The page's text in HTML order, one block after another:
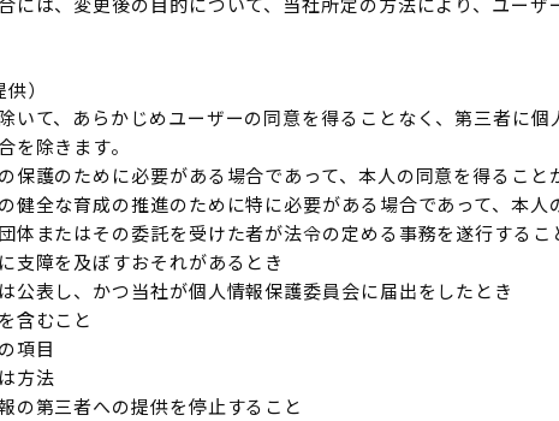
）
いて、あらかじめユーザーの同意を得ることなく、第三者に
を除きます。
保護のために必要がある場合であって、本人の同意を得ること
健全な育成の推進のために特に必要がある場合であって、本人
体またはその委託を受けた者が法令の定める事務を遂行する
支障を及ぼすおそれがあるとき
公表し、かつ当社が個人情報保護委員会に届出をしたとき
含むこと
項目
方法
の第三者への提供を停止すること